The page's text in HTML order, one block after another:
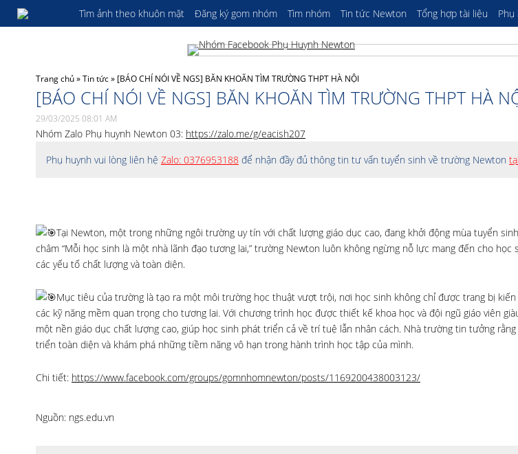
Tìm ảnh theo khuôn mặt Đăng ký gom nhóm Tìm nhóm Tin tức Newton Tổng hợp tài liệu
Trang chủ»Tin tức» [BÁO CHÍ NÓI VỀ NGS] BĂN KHOĂN TÌM TRƯỜNG THPT HÀ NỘI
[BÁO CHÍ NÓI VỀ NGS] BĂN KHOĂN TÌM TRƯỜNG THPT HÀ
29/03/2025 08:01 AM
Nhóm Zalo Phụ huynh Newton 03: https://zalo.me/g/eacish207
Phụ huynh vui lòng liên hệ Zalo: 0376953188 để nhận đầy đủ thông tin tư vấn tuyển sinh về trường Newton
Tại Newton, một trong những ngôi trường uy tín với chất lượng giáo dục cao, đang khởi động mùa tuyển
châm “Mỗi học sinh là một nhà lãnh đạo tương lai,” trường Newton luôn không ngừng nỗ lực mang đến cho
các yếu tố chất lượng và toàn diện.
Mục tiêu của trường là tạo ra một môi trường học thuật vượt trội, nơi học sinh không chỉ được trang bị
các kỹ năng mềm quan trọng cho tương lai. Với chương trình học được thiết kế khoa học và đội ngũ giáo viên
một nền giáo dục chất lượng cao, giúp học sinh phát triển cả về trí tuệ lẫn nhân cách. Nhà trường tin tưởng
triển toàn diện và khám phá những tiềm năng vô hạn trong hành trình học tập của mình.
Chi tiết: https://www.facebook.com/groups/gomnhomnewton/posts/1169200438003123/
Nguồn: ngs.edu.vn